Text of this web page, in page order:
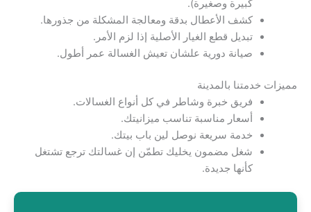
كبيرة وصغيرة).
كشف الأعطال بدقة ومعالجة المشكلة من جذورها.
تبديل قطع الغيار الأصلية إذا لزم الأمر.
صيانة دورية علشان تعيش الغسالة عمر أطول.
مميزات خدمتنا بالمدينة
فريق خبرة وشاطر في كل أنواع الغسالات.
أسعار مناسبة تناسب ميزانيتك.
خدمة سريعة نوصل لين باب بيتك.
شغل مضمون يخليك تطمّن إن غسالتك ترجع تشتغل
كأنها جديدة.